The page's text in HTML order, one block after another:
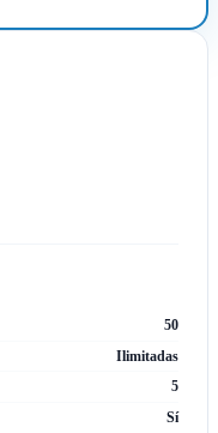
50
Ilimitadas
5
Sí